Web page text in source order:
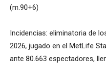
(m.90+6)
Incidencias: eliminatoria de
2026, jugado en el MetLife
ante 80.663 espectadores,